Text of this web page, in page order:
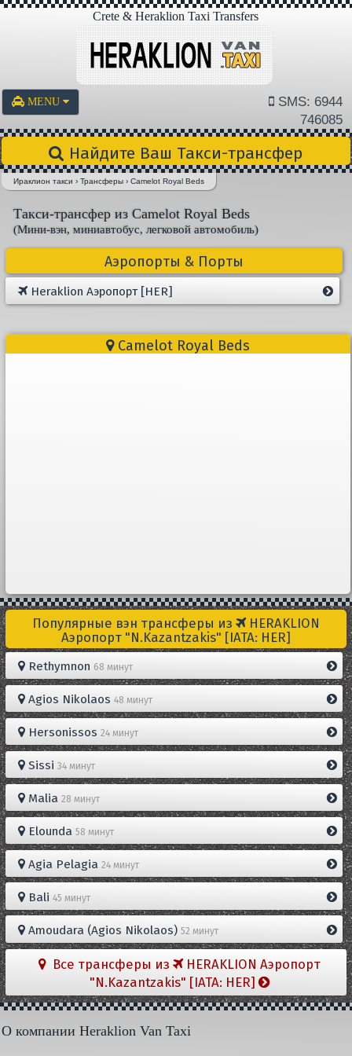
Crete & Heraklion Taxi Transfers
MENU
SMS: 6944
746085
Найдите Ваш Такси-трансфер
Ираклион такси ›Трансферы ›Camelot Royal Beds
Такси-трансфер из Camelot Royal Beds
(Мини-вэн, миниавтобус, легковой автомобиль)
Аэропорты & Порты
Heraklion Aэропорт [HER]
Camelot Royal Beds
Популярные вэн трансферы из
HERAKLION
Aэропорт "N.Kazantzakis" [IATA: HER]
Rethymnon 68 минут
Agios Nikolaos 48 минут
Hersonissos 24 минут
Sissi 34 минут
Malia 28 минут
Elounda 58 минут
Agia Pelagia 24 минут
Bali 45 минут
Amoudara (Agios Nikolaos) 52 минут
Все трансферы из
HERAKLION Aэропорт
"N.Kazantzakis" [IATA: HER]
О компании Heraklion Van Taxi